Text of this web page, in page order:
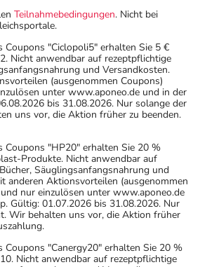
Teilnahmebedingungen. Nicht bei
Coupons "Ciclopoli5" erhalten Sie 5 €
Nicht anwendbar auf rezeptpflichtige
und Versandkosten.
(ausgenommen Coupons)
unter www.aponeo.de und in der
bis 31.08.2026. Nur solange der
uns vor, die Aktion früher zu beenden.
Coupons "HP20" erhalten Sie 20 %
Produkte. Nicht anwendbar auf
Säuglingsanfangsnahrung und
anderen Aktionsvorteilen (ausgenommen
nur einzulösen unter www.aponeo.de
Gültig: 01.07.2026 bis 31.08.2026. Nur
Wir behalten uns vor, die Aktion früher
Coupons "Canergy20" erhalten Sie 20 %
Nicht anwendbar auf rezeptpflichtige